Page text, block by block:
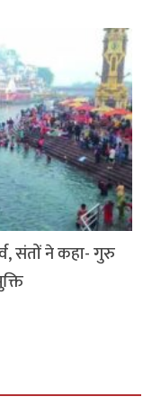
संतों ने कहा- गुरु